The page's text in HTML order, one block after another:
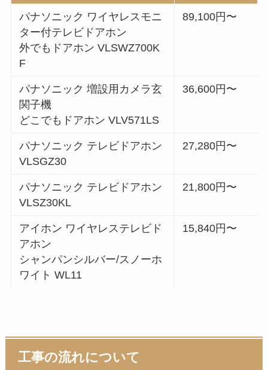
パナソニック ワイヤレスモニ
ター付テレビドアホン
外でもドアホン VLSWZ700K
F
89,100円〜
パナソニック 増設用カメラ玄
関子機
どこでもドアホン VLV571LS
36,600円〜
パナソニック テレビドアホン
VLSGZ30
27,280円〜
パナソニック テレビドアホン
VLSZ30KL
21,800円〜
アイホン ワイヤレステレビド
アホン
シャンパンシルバー/スノーホ
ワイト WL11
15,840円〜
工事の流れについて